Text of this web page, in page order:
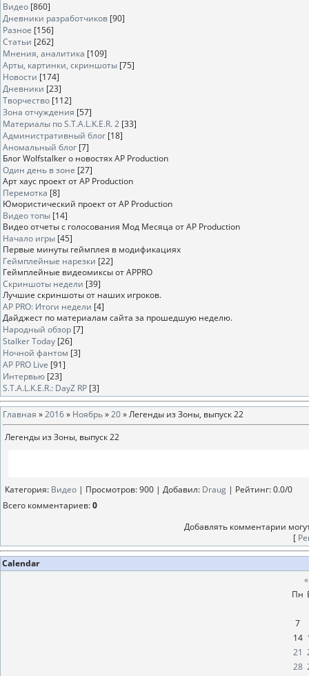
Видео [860]
Дневники разработчиков [90]
Разное [156]
Статьи [262]
Мнения, аналитика [109]
Арты, картинки, скриншоты [75]
Новости [174]
Дневники [23]
Творчество [112]
Зона отчуждения [57]
Материалы по S.T.A.L.K.E.R. 2 [33]
Административный блог [18]
Аномальный блог [7]
Блог Wolfstalker о новостях AP Production
Один день в зоне [27]
Арт хаус проект от AP Production
Перемотка [8]
Юмористический проект от AP Production
Видео топы [14]
Видео отчеты с голосования Мод Месяца от AP Production
Начало игры [45]
Первые минуты геймплея в модификациях
Геймплейные нарезки [22]
Геймплейные видеомиксы от APPRO
Скриншоты недели [39]
Лучшие скриншоты от наших игроков.
AP PRO: Итоги недели [4]
Дайджест по материалам сайта за прошедшую неделю.
Народный обзор [7]
Stalker Today [26]
Ночной фантом [3]
AP PRO Live [91]
Интервью [23]
S.T.A.L.K.E.R.: DayZ RP [3]
Главная »2016» Ноябрь»20» Легенды из Зоны, выпуск 22
Легенды из Зоны, выпуск 22
Категория: Видео | Просмотров: 900 | Добавил: Draug | Рейтинг:0.0/0
Всего комментариев:0
Добавлять комментарии
[
Calendar
«
Пн
7
14
21
28